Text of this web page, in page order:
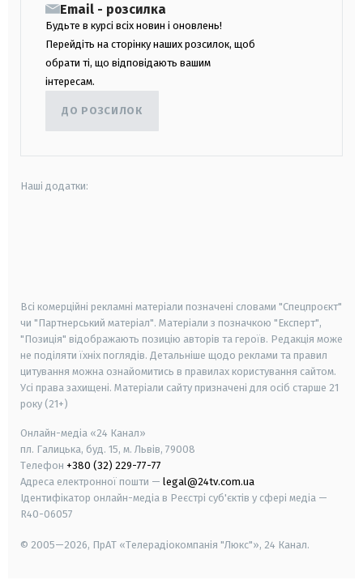
Email - розсилка
Будьте в курсі всіх новин і оновлень!
Перейдіть на сторінку наших розсилок, щоб
обрати ті, що відповідають вашим
інтересам.
ДО РОЗСИЛОК
Наші додатки:
Всі комерційні рекламні матеріали позначені словами "Спецпроєкт"
чи "Партнерський матеріал". Матеріали з позначкою "Експерт",
"Позиція" відображають позицію авторів та героїв. Редакція може
не поділяти їхніх поглядів. Детальніше щодо реклами та правил
цитування можна ознайомитись в правилах користування сайтом.
Усі права захищені. Матеріали сайту призначені для осіб старше 21
року (21+)
Онлайн-медіа «24 Канал»
пл. Галицька, буд. 15, м. Львів, 79008
Телефон +380 (32) 229-77-77
Адреса електронної пошти — legal@24tv.com.ua
Ідентифікатор онлайн-медіа в Реєстрі суб'єктів у сфері медіа —
R40-06057
© 2005—2026, ПрАТ «Телерадіокомпанія "Люкс"», 24 Канал.